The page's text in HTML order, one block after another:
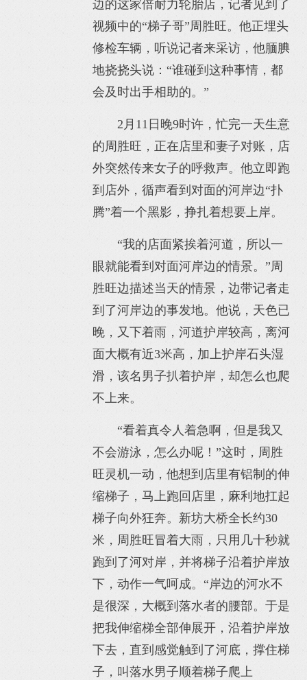
边的这家倍耐力轮胎店，记者见到了
视频中的“梯子哥”周胜旺。他正埋头
修检车辆，听说记者来采访，他腼腆
地挠挠头说：“谁碰到这种事情，都
会及时出手相助的。”
2月11日晚9时许，忙完一天生意
的周胜旺，正在店里和妻子对账，店
外突然传来女子的呼救声。他立即跑
到店外，循声看到对面的河岸边“扑
腾”着一个黑影，挣扎着想要上岸。
“我的店面紧挨着河道，所以一
眼就能看到对面河岸边的情景。”周
胜旺边描述当天的情景，边带记者走
到了河岸边的事发地。他说，天色已
晚，又下着雨，河道护岸较高，离河
面大概有近3米高，加上护岸石头湿
滑，该名男子扒着护岸，却怎么也爬
不上来。
“看着真令人着急啊，但是我又
不会游泳，怎么办呢！”这时，周胜
旺灵机一动，他想到店里有铝制的伸
缩梯子，马上跑回店里，麻利地扛起
梯子向外狂奔。新坊大桥全长约30
米，周胜旺冒着大雨，只用几十秒就
跑到了河对岸，并将梯子沿着护岸放
下，动作一气呵成。“岸边的河水不
是很深，大概到落水者的腰部。于是
把我伸缩梯全部伸展开，沿着护岸放
下去，直到感觉触到了河底，撑住梯
子，叫落水男子顺着梯子爬上